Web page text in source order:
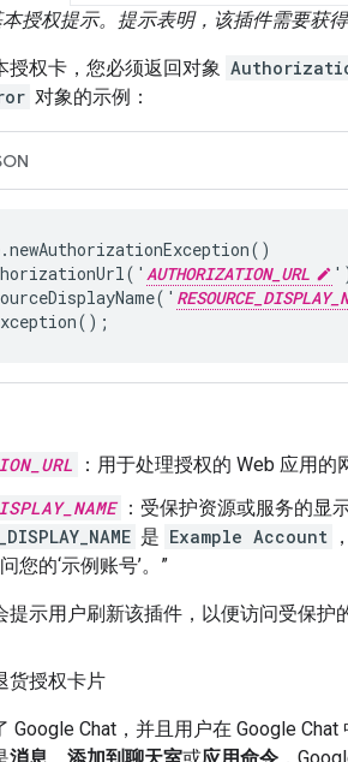
授权提示。提示表明，该插件需要获
授权卡，您必须返回对象
对象的示例：
AUTHORIZATION_URL
：用于处理授权的 Web 应用的
：受保护资源或服务的显
是 Example Account
您的‘示例账号’。”
示用户刷新该插件，以便访问受保护
货授权卡片
Google Chat，并且用户在 Google
消息 添加到聊天室或应用命令 ，